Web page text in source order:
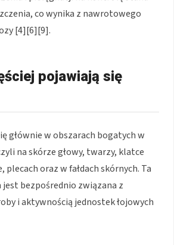
co wynika z nawrotowego
[4][6][9].
pojawiają się
głównie w obszarach bogatych w
na skórze głowy, twarzy, klatce
plecach oraz w fałdach skórnych. Ta
bezpośrednio związana z
i aktywnością jednostek łojowych